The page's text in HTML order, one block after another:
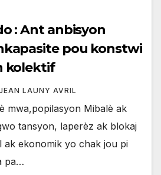
: Ant anbisyon
pou konstwi
kolektif
LAUNY AVRIL
mwa,popilasyon Mibalè ak
tansyon, laperèz ak blokaj
ak ekonomik yo chak jou pi
pa…